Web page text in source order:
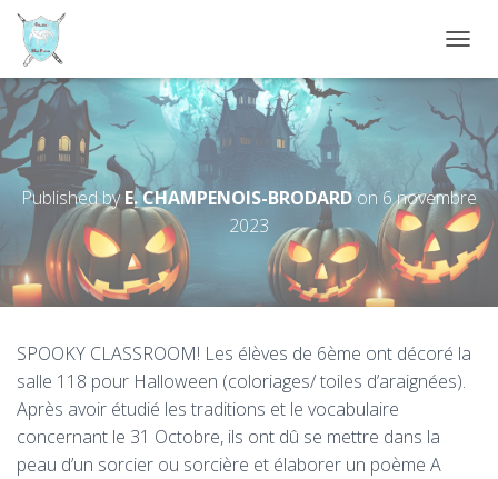
É
P
L
I
E
L
A
N
A
I
A
T
I
A magic spell for Halloween
Published byE. CHAMPENOIS-BRODARD on 6 novembre
2023
SPOOKY CLASSROOM! Les élèves de 6ème ont décoré la
salle 118 pour Halloween (coloriages/ toiles d’araignées).
Après avoir étudié les traditions et le vocabulaire
concernant le 31 Octobre, ils ont dû se mettre dans la
peau d’un sorcier ou sorcière et élaborer un poème A